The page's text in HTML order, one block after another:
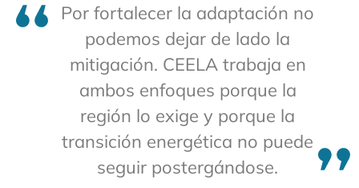
Por fortalecer la adaptación no
podemos dejar de lado la
mitigación. CEELA trabaja en
ambos enfoques porque la
región lo exige y porque la
transición energética no puede
seguir postergándose.